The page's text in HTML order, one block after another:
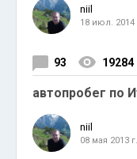
niil
18 июл. 2014
93 19284
автопробег по
niil
08 мая 2013 г.